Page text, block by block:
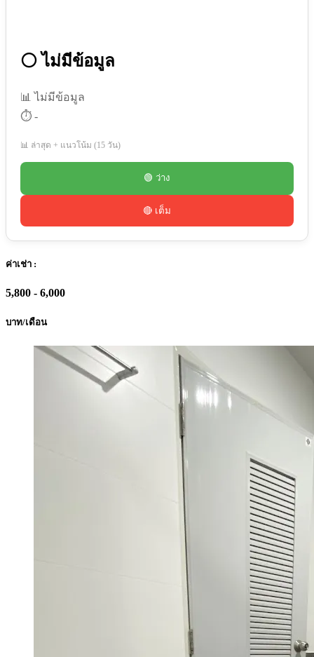
⚪ ไม่มีข้อมูล
📊 ไม่มีข้อมูล
⏱️ -
📊 ล่าสุด + แนวโน้ม (15 วัน)
🟢 ว่าง
🔴 เต็ม
ค่าเช่า :
5,800 - 6,000
บาท/เดือน